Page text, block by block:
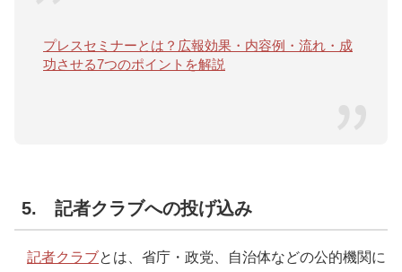
プレスセミナーとは？広報効果・内容例・流れ・成
功させる7つのポイントを解説
5. 記者クラブへの投げ込み
記者クラブとは、省庁・政党、自治体などの公的機関に